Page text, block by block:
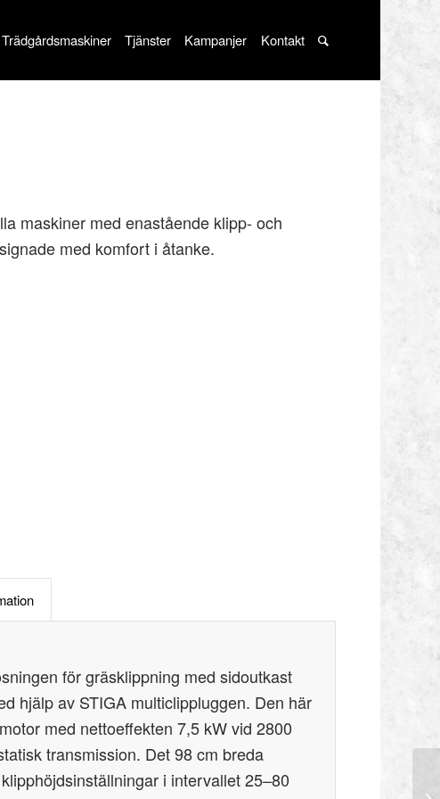
Trädgårdsmaskiner Tjänster Kampanjer Kontakt
maskiner med enastående klipp- och
med komfort i åtanke.
för gräsklippning med sidoutkast
hjälp av STIGA multiclippluggen. Den här
med nettoeffekten 7,5 kW vid 2800
transmission. Det 98 cm breda
i intervallet 25–80